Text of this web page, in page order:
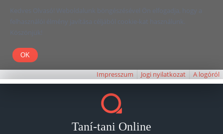
Kedves Olvasó! Weboldalunk böngészésével Ön elfogadja, hogy a
felhasználói élmény javítása céljából cookie-kat használunk.
Köszönjük!
Impresszum Jogi nyilatkozat A logóról
Taní-tani Online